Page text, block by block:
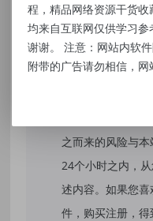
本站提供的资源
站无关，所有内
和研究目的。不
法用途，否则，
保证内容的长久
之而来的风险与
24个小时之内，
述内容。如果您
件，购买注册，
程，精品网络资源干货
均来自互联网仅供学习参
谢谢。 注意：网站内软
附带的广告请勿相信，网